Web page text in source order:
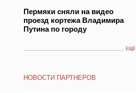
Пермяки сняли на видео
проезд кортежа Владимира
Путина по городу
ЕЩЁ
НОВОСТИ ПАРТНЕРОВ